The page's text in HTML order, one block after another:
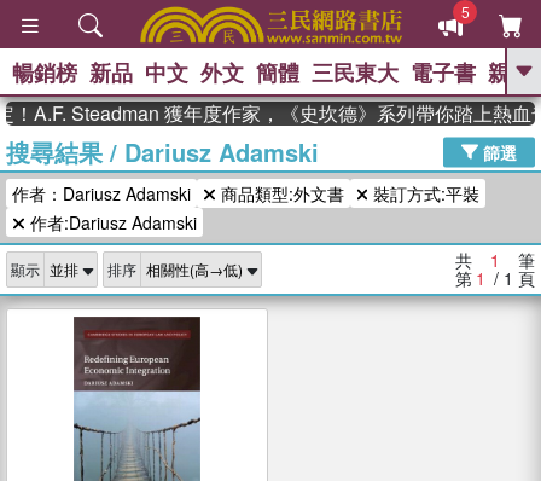
5
GO
熱搜： 東野圭吾 高希均教授回憶錄
、 The Odyssey 、 父親節 、 如果歷
史是一群喵 、 暑期推薦 、 國際布克
登輝時代 、 數學女孩：黎曼猜想 、
偉大的迷走神經
暢銷榜 新品 中文 外文 簡體 三民東大 電子書 親子
A.F. Steadman 獲年度作家，《史坎德》系列帶你踏上熱血
搜尋結果/ Dariusz Adamski
篩選
作者：Dariusz Adamski
商品類型:外文書
裝訂方式:平裝
作者:Dariusz Adamski
顯示 排序 共 1 筆
第 1 / 1 頁